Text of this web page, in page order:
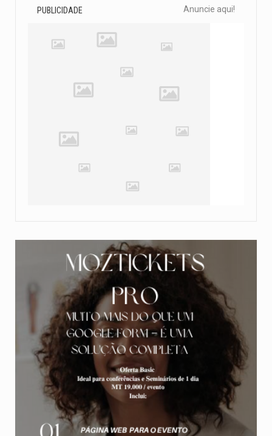
PUBLICIDADE Anuncie aqui!